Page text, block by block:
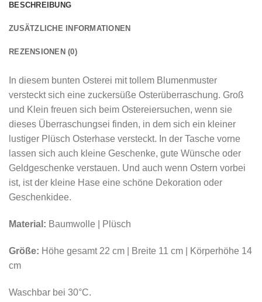
BESCHREIBUNG
ZUSÄTZLICHE INFORMATIONEN
REZENSIONEN (0)
In diesem bunten Osterei mit tollem Blumenmuster
versteckt sich eine zuckersüße Osterüberraschung. Groß
und Klein freuen sich beim Ostereiersuchen, wenn sie
dieses Überraschungsei finden, in dem sich ein kleiner
lustiger Plüsch Osterhase versteckt. In der Tasche vorne
lassen sich auch kleine Geschenke, gute Wünsche oder
Geldgeschenke verstauen. Und auch wenn Ostern vorbei
ist, ist der kleine Hase eine schöne Dekoration oder
Geschenkidee.
Material: Baumwolle | Plüsch
Größe: Höhe gesamt 22 cm | Breite 11 cm | Körperhöhe 14
cm
Waschbar bei 30°C.